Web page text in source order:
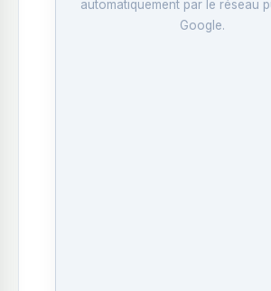
automatiquement par le réseau
Google.